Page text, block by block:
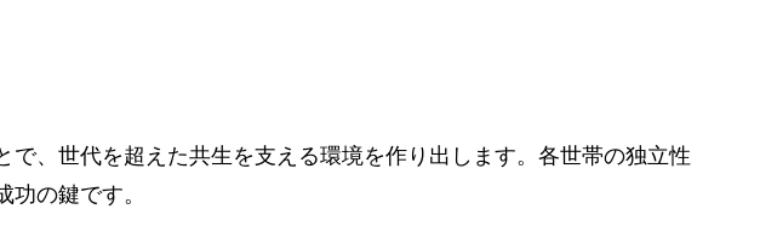
、世代を超えた共生を支える環境を作り出します。各世帯の独立性
の鍵です。